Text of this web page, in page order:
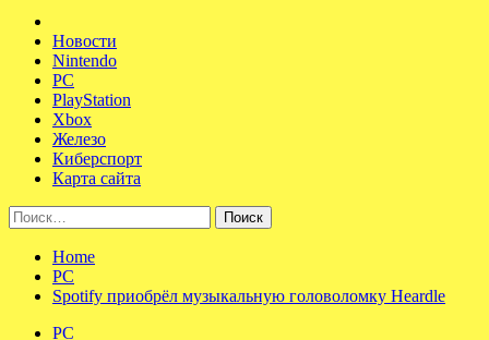
Новости
Nintendo
PC
PlayStation
Xbox
Железо
Киберспорт
Карта сайта
Найти:
Home
PC
Spotify приобрёл музыкальную головоломку Heardle
PC